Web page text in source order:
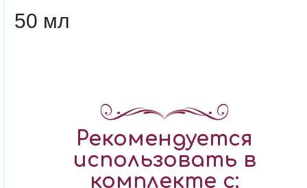
50 мл
Рекомендуется
использовать в
комплекте с: